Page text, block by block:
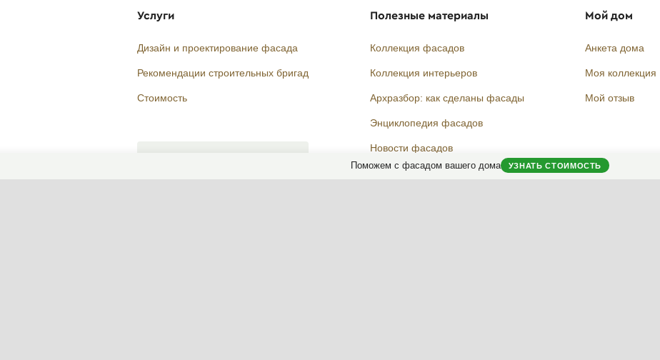
Поможем с фасадом вашего дома УЗНАТЬ СТОИМОСТЬ
Услуги
Дизайн и проектирование фасада
Рекомендации строительных бригад
Стоимость
Полезные материалы
Коллекция фасадов
Коллекция интерьеров
Архразбор: как сделаны фасады
Энциклопедия фасадов
Новости фасадов
Мой дом
Анкета дома
Моя коллекция
Мой отзыв
InstagramFacebookВконтактеTelegram